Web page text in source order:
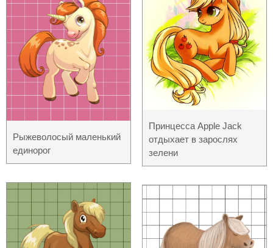
Рыжеволосый маленький
единорог
Принцесса Apple Jack
отдыхает в зарослях
зелени